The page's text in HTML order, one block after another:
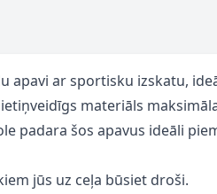
apavi ar sportisku izskatu,
materiāls
padara šos apavus ideāli
jūs uz ceļa būsiet droši.